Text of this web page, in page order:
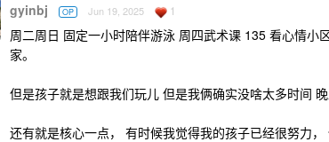
gyinbj OP Jun 19, 2025 1
周二周日 固定一小时陪伴游泳 周四武术课 135 看心情
家。
但是孩子就是想跟我们玩儿 但是我俩确实没啥太多时间
还有就是核心一点， 有时候我觉得我的孩子已经很努力，